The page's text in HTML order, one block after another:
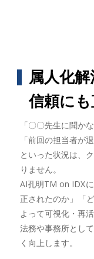
属人化
信頼に
「〇〇先生に聞か
「前回の担当者が
といった状況は、
りません。
AI孔明TM on IDX
正されたのか」「
よって可視化・再活
法務や事務所とし
く向上します。